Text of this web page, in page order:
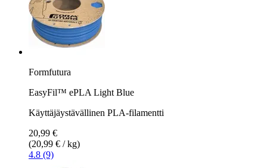
Formfutura
EasyFil™ ePLA Light Blue
Käyttäjäystävällinen PLA-filamentti
20,99 €
(20,99 € / kg)
4.8 (9)